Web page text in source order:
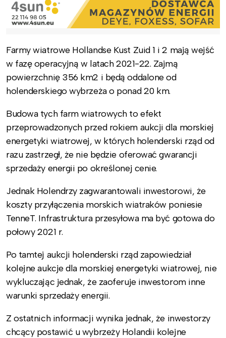
Farmy wiatrowe Hollandse Kust Zuid 1 i 2 mają wejść
w fazę operacyjną w latach 2021-22. Zajmą
powierzchnię 356 km2 i będą oddalone od
holenderskiego wybrzeża o ponad 20 km.
Budowa tych farm wiatrowych to efekt
przeprowadzonych przed rokiem aukcji dla morskiej
energetyki wiatrowej, w których holenderski rząd od
razu zastrzegł, że nie będzie oferować gwarancji
sprzedaży energii po określonej cenie.
Jednak Holendrzy zagwarantowali inwestorowi, że
koszty przyłączenia morskich wiatraków poniesie
TenneT. Infrastruktura przesyłowa ma być gotowa do
połowy 2021 r.
Po tamtej aukcji holenderski rząd zapowiedział
kolejne aukcje dla morskiej energetyki wiatrowej, nie
wykluczając jednak, że zaoferuje inwestorom inne
warunki sprzedaży energii.
Z ostatnich informacji wynika jednak, że inwestorzy
chcący postawić u wybrzeży Holandii kolejne